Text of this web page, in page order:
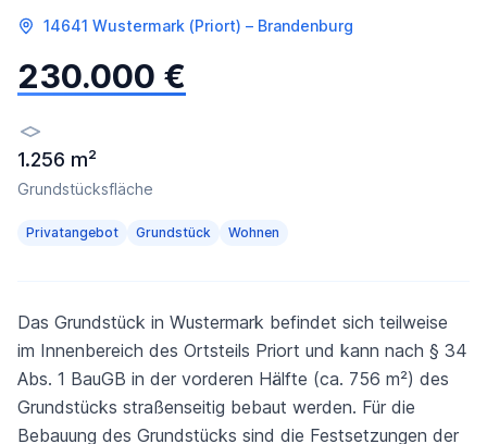
14641 Wustermark (Priort) – Brandenburg
230.000 €
1.256 m²
Grundstücksfläche
Privatangebot Grundstück Wohnen
Das Grundstück in Wustermark befindet sich teilweise
im Innenbereich des Ortsteils Priort und kann nach § 34
Abs. 1 BauGB in der vorderen Hälfte (ca. 756 m²) des
Grundstücks straßenseitig bebaut werden. Für die
Bebauung des Grundstücks sind die Festsetzungen der